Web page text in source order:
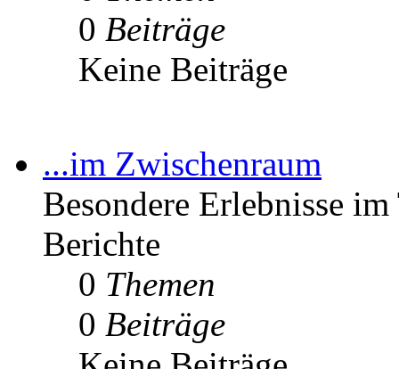
0 Beiträge
Keine Beiträge
...im Zwischenraum
Besondere Erlebnisse
Berichte
0 Themen
0 Beiträge